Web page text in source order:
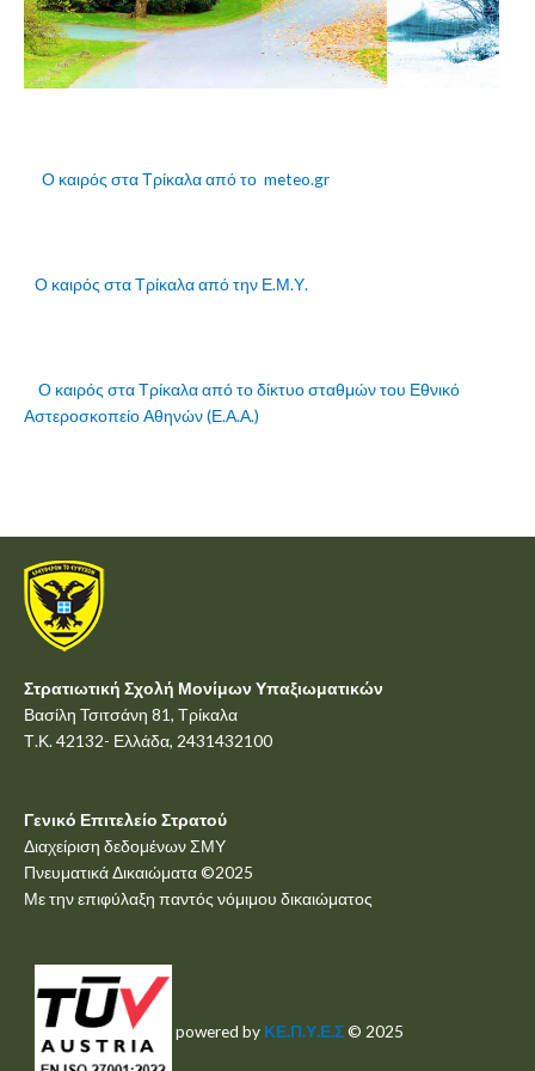
Ο καιρός στα Τρίκαλα από το meteo.gr
Ο καιρός στα Τρίκαλα από την Ε.Μ.Υ.
Ο καιρός στα Τρίκαλα από το δίκτυο σταθμών του Εθνικό
Αστεροσκοπείο Αθηνών (Ε.Α.Α.)
Στρατιωτική Σχολή Μονίμων Υπαξιωματικών
Βασίλη Τσιτσάνη 81, Τρίκαλα
Τ.Κ. 42132- Ελλάδα, 2431432100
Γενικό Επιτελείο Στρατού
Διαχείριση δεδομένων ΣΜΥ
Πνευματικά Δικαιώματα ©2025
Με την επιφύλαξη παντός νόμιμου δικαιώματος
powered by ΚΕ.Π.Υ.Ε.Σ© 2025